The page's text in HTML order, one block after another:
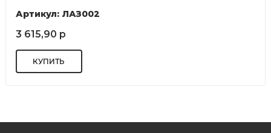
Артикул: ЛАЗ002
3 615,90 р